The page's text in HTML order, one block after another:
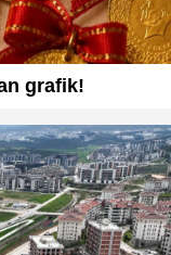
grafik!